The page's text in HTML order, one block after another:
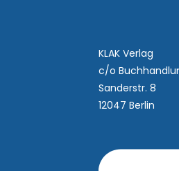
KLAK Verlag
c/o
Sanderstr. 8
12047 Berlin